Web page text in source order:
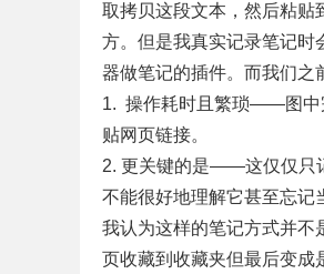
取拷贝这段文本，然后粘贴
方。但是我真实记录笔记时
器做笔记的插件。而我们之
1. 操作耗时且繁琐——图中
贴网页链接。
2. 更关键的是——这仅仅只
不能很好地理解它甚至忘记
我认为这样的笔记方式并不
页收藏到收藏夹但最后变成